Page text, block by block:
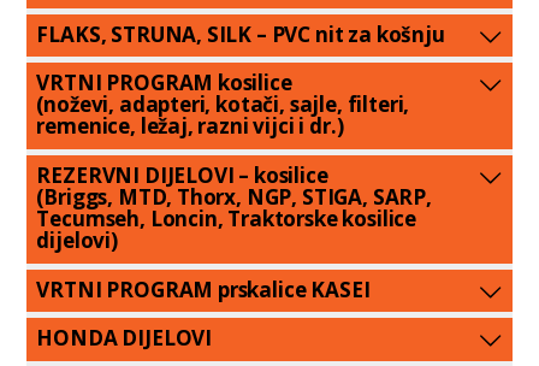
FLAKS, STRUNA, SILK – PVC nit za košnju
VRTNI PROGRAM kosilice
(noževi, adapteri, kotači, sajle, filteri,
remenice, ležaj, razni vijci i dr.)
REZERVNI DIJELOVI – kosilice
(Briggs, MTD, Thorx, NGP, STIGA, SARP,
Tecumseh, Loncin, Traktorske kosilice
dijelovi)
VRTNI PROGRAM prskalice KASEI
HONDA DIJELOVI